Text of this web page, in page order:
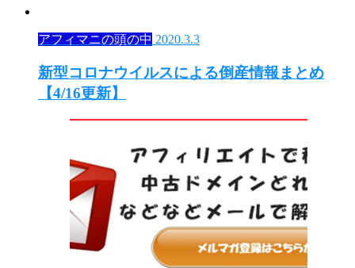
アフィマニの頭の中 2020.3.3
新型コロナウイルスによる倒産情報まとめ
【4/16更新】